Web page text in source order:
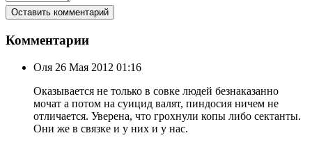
Комментарии
Оля 26 Мая 2012 01:16
Оказывается не только в совке людей безнаказанно
мочат а потом на суицид валят, пиндосия ничем не
отличается. Уверена, что грохнули копы либо сектанты.
Они же в связке и у них и у нас.